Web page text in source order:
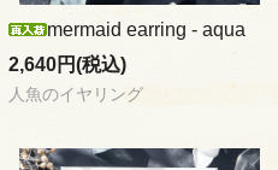
mermaid earring - aqua
2,640円(税込)
人魚のイヤリング